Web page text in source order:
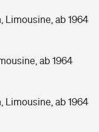
Limousine, ab 1964
ab 1964
Limousine, ab 1964